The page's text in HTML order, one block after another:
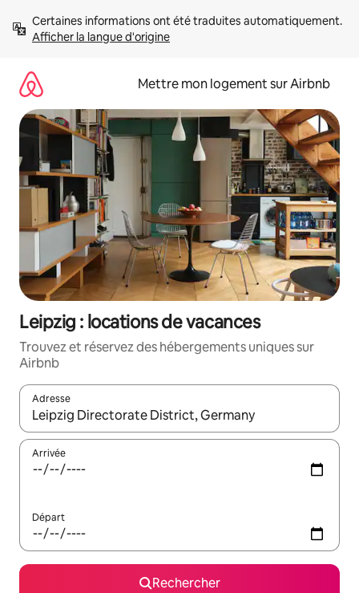
directement
Afficher la langue d'origine
Mettre mon logement sur Airbnb
Leipzig : locations de vacances
Trouvez et réservez des hébergements uniques sur
Airbnb
Adresse
Lorsque les résultats s'affichent, utilisez les flèches vers le
Arrivée
Départ
Rechercher